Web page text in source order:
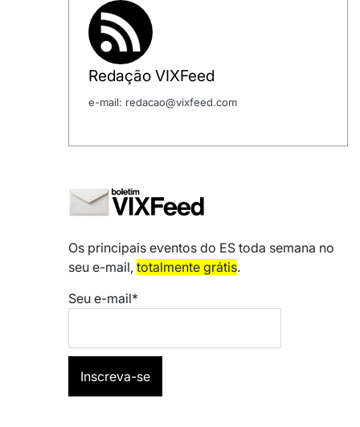
Redação VIXFeed
e-mail: redacao@vixfeed.com
Os principais eventos do ES toda semana no
seu e-mail, totalmente grátis.
Seu e-mail*